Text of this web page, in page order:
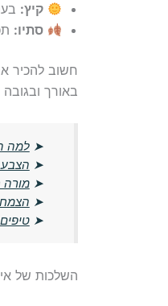
קיץ:
סתיו:
חשוב להכיר
באורך
➤למה
➤ הצבע
➤מורה
➤ הצמח
➤
השלכות של אי